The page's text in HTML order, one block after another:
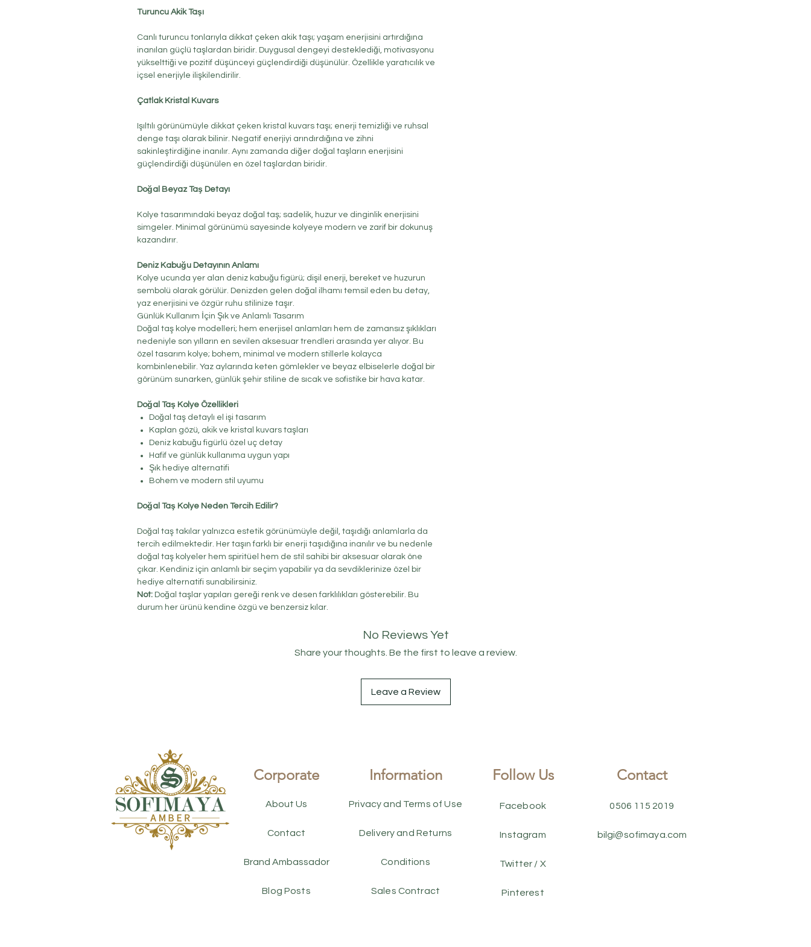
Turuncu Akik Taşı
Canlı turuncu tonlarıyla dikkat çeken akik taşı; yaşam enerjisini artırdığına
inanılan güçlü taşlardan biridir. Duygusal dengeyi desteklediği, motivasyonu
yükselttiği ve pozitif düşünceyi güçlendirdiği düşünülür. Özellikle yaratıcılık ve
içsel enerjiyle ilişkilendirilir.
Çatlak Kristal Kuvars
Işıltılı görünümüyle dikkat çeken kristal kuvars taşı; enerji temizliği ve ruhsal
denge taşı olarak bilinir. Negatif enerjiyi arındırdığına ve zihni
sakinleştirdiğine inanılır. Aynı zamanda diğer doğal taşların enerjisini
güçlendirdiği düşünülen en özel taşlardan biridir.
Doğal Beyaz Taş Detayı
Kolye tasarımındaki beyaz doğal taş; sadelik, huzur ve dinginlik enerjisini
simgeler. Minimal görünümü sayesinde kolyeye modern ve zarif bir dokunuş
kazandırır.
Deniz Kabuğu Detayının Anlamı
Kolye ucunda yer alan deniz kabuğu figürü; dişil enerji, bereket ve huzurun
sembolü olarak görülür. Denizden gelen doğal ilhamı temsil eden bu detay,
yaz enerjisini ve özgür ruhu stilinize taşır.
Günlük Kullanım İçin Şık ve Anlamlı Tasarım
Doğal taş kolye modelleri; hem enerjisel anlamları hem de zamansız şıklıkları
nedeniyle son yılların en sevilen aksesuar trendleri arasında yer alıyor. Bu
özel tasarım kolye; bohem, minimal ve modern stillerle kolayca
kombinlenebilir. Yaz aylarında keten gömlekler ve beyaz elbiselerle doğal bir
görünüm sunarken, günlük şehir stiline de sıcak ve sofistike bir hava katar.
Doğal Taş Kolye Özellikleri
Doğal taş detaylı el işi tasarım
Kaplan gözü, akik ve kristal kuvars taşları
Deniz kabuğu figürlü özel uç detay
Hafif ve günlük kullanıma uygun yapı
Şık hediye alternatifi
Bohem ve modern stil uyumu
Doğal Taş Kolye Neden Tercih Edilir?
Doğal taş takılar yalnızca estetik görünümüyle değil, taşıdığı anlamlarla da
tercih edilmektedir. Her taşın farklı bir enerji taşıdığına inanılır ve bu nedenle
doğal taş kolyeler hem spiritüel hem de stil sahibi bir aksesuar olarak öne
çıkar. Kendiniz için anlamlı bir seçim yapabilir ya da sevdiklerinize özel bir
hediye alternatifi sunabilirsiniz.
Not: Doğal taşlar yapıları gereği renk ve desen farklılıkları gösterebilir. Bu
durum her ürünü kendine özgü ve benzersiz kılar.
No Reviews Yet
Share your thoughts. Be the first to leave a review.
Leave a Review
Corporate
About Us
Contact
Brand Ambassador
Blog Posts
Information
Privacy and Terms of Use
Delivery and Returns
Conditions
Sales Contract
Follow Us
Facebook
Instagram
Twitter / X
Pinterest
Contact
0506 115 2019
bilgi@sofimaya.com